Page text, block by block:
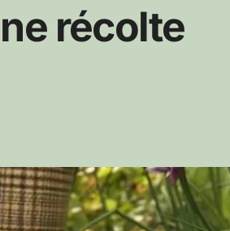
récolte